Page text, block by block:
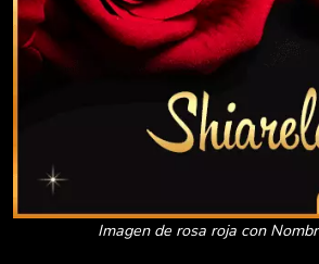
Imagen de rosa roja con